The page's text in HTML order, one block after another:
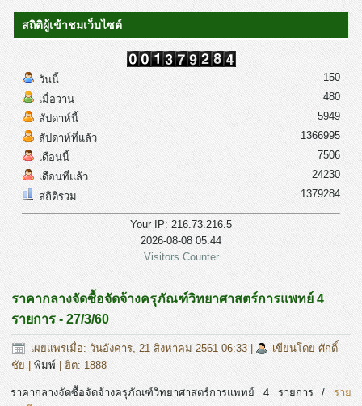
สถิติผู้เข้าชมเว็บไซต์
วันนี้
เมื่อวาน
สัปดาห์นี้
สัปดาห์ที่แล้ว
เดือนนี้
เดือนที่แล้ว
สถิติรวม
150
480
5949
1366995
7506
24230
1379284
Your IP: 216.73.216.5
2026-08-08 05:44
Visitors Counter
ราคากลางจัดซื้อจัดจ้างครุภัณฑ์วิทยาศาสตร์การแพทย์ 4
รายการ - 27/3/60
เผยแพร่เมื่อ: วันอังคาร, 21 สิงหาคม 2561 06:33 |
เขียนโดย ศักดิ์
ชัย |พิมพ์ | ฮิต: 1888
ราคากลางจัดซื้อจัดจ้างครุภัณฑ์วิทยาศาสตร์การแพทย์ 4 รายการ / ราย